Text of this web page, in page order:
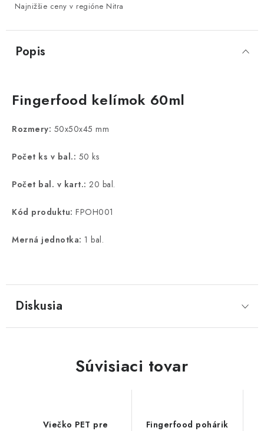
Najnižšie ceny v regióne Nitra
Popis
Fingerfood kelímok 60ml
Rozmery: 50x50x45 mm
Počet ks v bal.: 50 ks
Počet bal. v kart.: 20 bal.
Kód produktu: FPOH001
Merná jednotka: 1 bal.
Diskusia
Súvisiaci tovar
Viečko PET pre
Fingerfood pohárik